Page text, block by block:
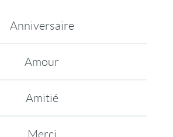
Anniversaire
Amour
Amitié
Merci